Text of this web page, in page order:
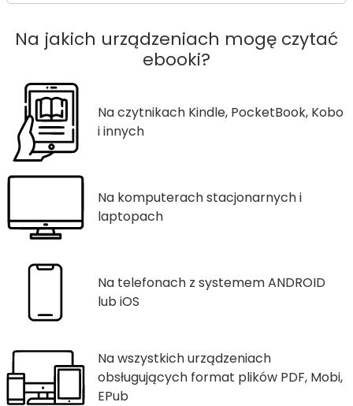
Na jakich urządzeniach mogę czytać
ebooki?
Na czytnikach Kindle, PocketBook, Kobo
i innych
Na komputerach stacjonarnych i
laptopach
Na telefonach z systemem ANDROID
lub iOS
Na wszystkich urządzeniach
obsługujących format plików PDF, Mobi,
EPub